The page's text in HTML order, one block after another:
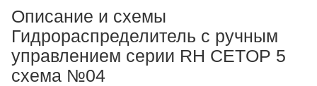
Описание и схемы
Гидрораспределитель с ручным
управлением серии RH CETOP 5
схема №04